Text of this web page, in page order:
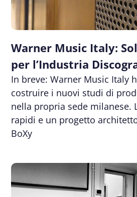
Warner Music Italy:
per l’Industria
In breve: Warner Music Italy
costruire i nuovi studi di
nella propria sede milanese.
rapidi e un progetto
BoXy